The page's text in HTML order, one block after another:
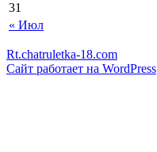
« Июл
31
Rt.chatruletka-18.com
Сайт работает на WordPress